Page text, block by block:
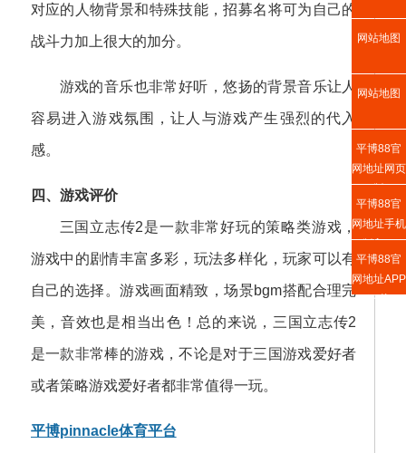
对应的人物背景和特殊技能，招募名将可为自己的
战斗力加上很大的加分。
游戏的音乐也非常好听，悠扬的背景音乐让人
容易进入游戏氛围，让人与游戏产生强烈的代入
感。
四、游戏评价
三国立志传2是一款非常好玩的策略类游戏，
游戏中的剧情丰富多彩，玩法多样化，玩家可以有
自己的选择。游戏画面精致，场景bgm搭配合理完
美，音效也是相当出色！总的来说，三国立志传2
是一款非常棒的游戏，不论是对于三国游戏爱好者
或者策略游戏爱好者都非常值得一玩。
平博pinnacle体育平台
网站地图
网站地图
平博88官
网地址网页
版
平博88官
网地址手机
版入口
平博88官
网地址APP
下载